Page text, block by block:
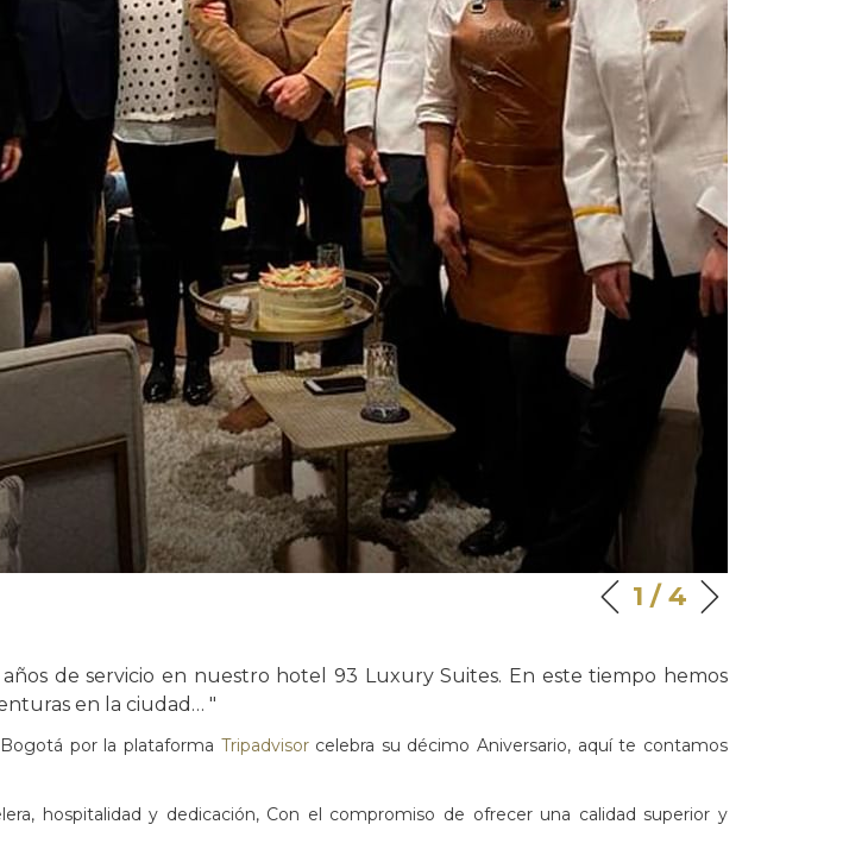
Botones
de
presentación
Al
hacer
en
siguientes
actualizará
Anterior
1 / 4
Siguiente
de servicio en nuestro hotel 93 Luxury Suites. En este tiempo hemos
en la ciudad… "
por la plataforma Tripadvisorcelebra su décimo Aniversario, aquí te contamos
hospitalidad y dedicación, Con el compromiso de ofrecer una calidad superior y